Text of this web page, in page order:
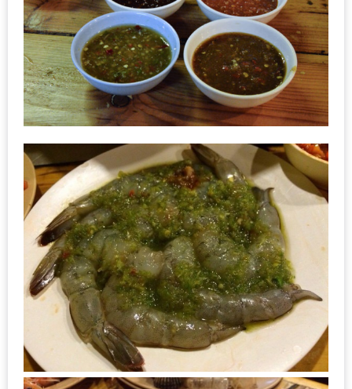
สมาชิก
ENEWS
น้า
อ้วน
ชวน
หิว
ข้าว
อะไร
เอ่ย
อร่อย
ที่สุด?
งาน
แฟร์
เรื่อง
บ้าน
ที่